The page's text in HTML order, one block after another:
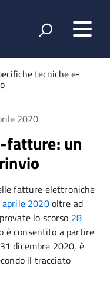
tecniche e-
2020
fatture: un
fatture elettroniche
2020oltre ad
lo scorso 28
è consentito a partire
dicembre 2020, è
il tracciato